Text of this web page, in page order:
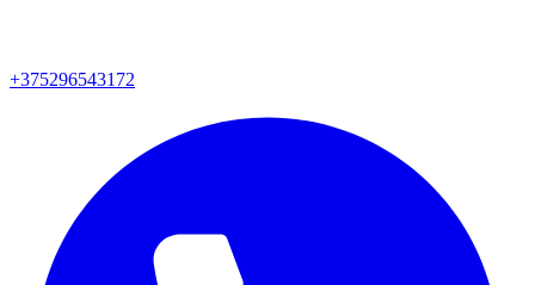
+375296543172